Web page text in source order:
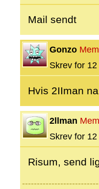
Mail sendt
Gonzo
Skrev for
Hvis 2IIman
2llman
Skrev for
Risum, send